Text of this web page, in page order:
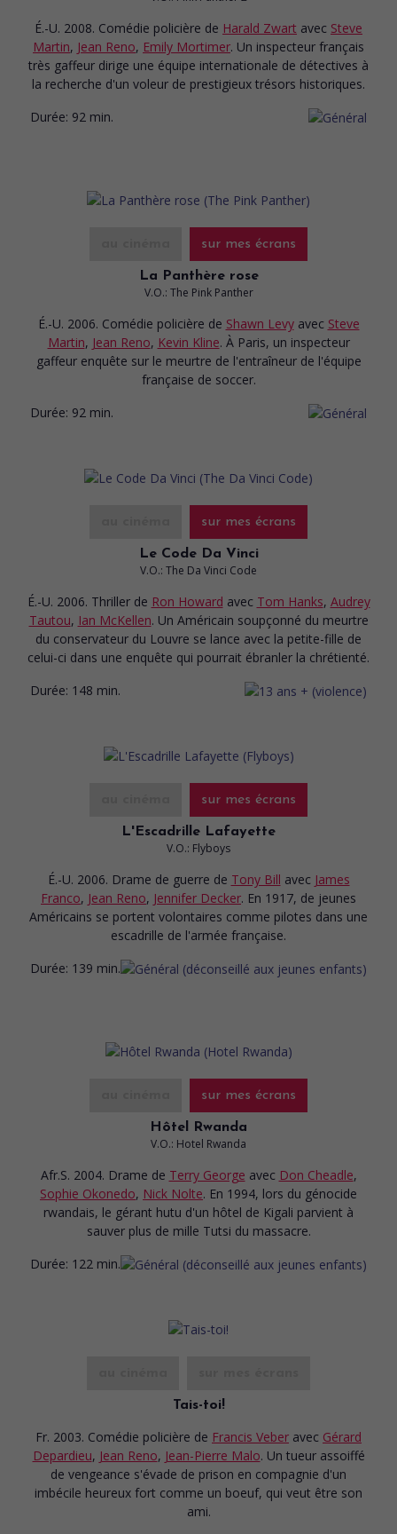
É.-U. 2008. Comédie policière de Harald Zwart avec Steve
Martin, Jean Reno, Emily Mortimer. Un inspecteur français
très gaffeur dirige une équipe internationale de détectives à
la recherche d'un voleur de prestigieux trésors historiques.
Durée: 92 min.
sur mes écrans
La Panthère rose
V.O.: The Pink Panther
É.-U. 2006. Comédie policière de Shawn Levy avec Steve
Martin, Jean Reno, Kevin Kline. À Paris, un inspecteur
gaffeur enquête sur le meurtre de l'entraîneur de l'équipe
française de soccer.
Durée: 92 min.
sur mes écrans
Le Code Da Vinci
V.O.: The Da Vinci Code
É.-U. 2006. Thriller de Ron Howard avec Tom Hanks, Audrey
Tautou, Ian McKellen. Un Américain soupçonné du meurtre
du conservateur du Louvre se lance avec la petite-fille de
celui-ci dans une enquête qui pourrait ébranler la chrétienté.
Durée: 148 min.
sur mes écrans
L'Escadrille Lafayette
V.O.: Flyboys
É.-U. 2006. Drame de guerre de Tony Bill avec James
Franco, Jean Reno, Jennifer Decker. En 1917, de jeunes
Américains se portent volontaires comme pilotes dans une
escadrille de l'armée française.
Durée: 139 min.
sur mes écrans
Hôtel Rwanda
V.O.: Hotel Rwanda
Afr.S. 2004. Drame de Terry George avec Don Cheadle,
Sophie Okonedo, Nick Nolte. En 1994, lors du génocide
rwandais, le gérant hutu d'un hôtel de Kigali parvient à
sauver plus de mille Tutsi du massacre.
Durée: 122 min.
Tais-toi!
Fr. 2003. Comédie policière de Francis Veber avec Gérard
Depardieu, Jean Reno, Jean-Pierre Malo. Un tueur assoiffé
de vengeance s'évade de prison en compagnie d'un
imbécile heureux fort comme un boeuf, qui veut être son
ami.